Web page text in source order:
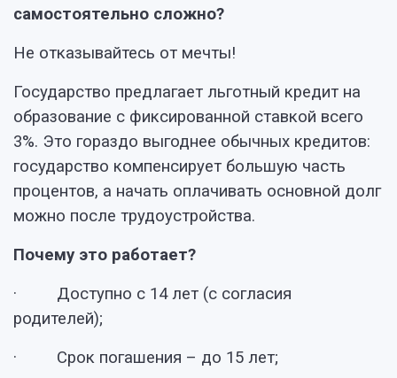
самостоятельно сложно?
Не отказывайтесь от мечты!
Государство предлагает льготный кредит на
образование с фиксированной ставкой всего
3%. Это гораздо выгоднее обычных кредитов:
государство компенсирует большую часть
процентов, а начать оплачивать основной долг
можно после трудоустройства.
Почему это работает?
· Доступно с 14 лет (с согласия
родителей);
· Срок погашения – до 15 лет;